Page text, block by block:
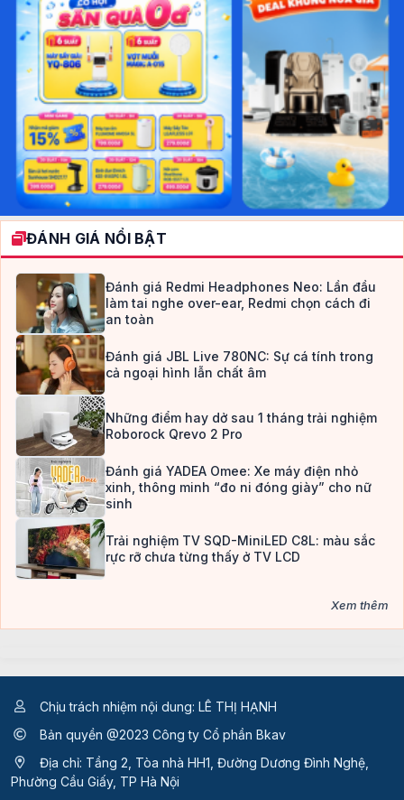
ĐÁNH GIÁ NỔI BẬT
Đánh giá Redmi Headphones Neo: Lần đầu
làm tai nghe over-ear, Redmi chọn cách đi
an toàn
Đánh giá JBL Live 780NC: Sự cá tính trong
cả ngoại hình lẫn chất âm
Những điểm hay dở sau 1 tháng trải nghiệm
Roborock Qrevo 2 Pro
Đánh giá YADEA Omee: Xe máy điện nhỏ
xinh, thông minh “đo ni đóng giày” cho nữ
sinh
Trải nghiệm TV SQD-MiniLED C8L: màu sắc
rực rỡ chưa từng thấy ở TV LCD
Xem thêm
Chịu trách nhiệm nội dung: LÊ THỊ HẠNH
Bản quyền @2023 Công ty Cổ phần Bkav
Địa chỉ: Tầng 2, Tòa nhà HH1, Đường Dương Đình Nghệ,
Phường Cầu Giấy, TP Hà Nội